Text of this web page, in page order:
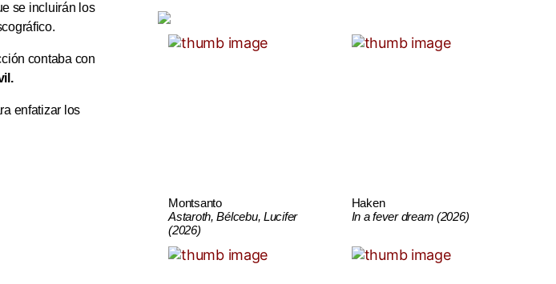
se incluirán los
contaba con
enfatizar los
Montsanto
Astaroth, Bélcebu, Lucifer
(2026)
Haken
In a fever dream (2026)